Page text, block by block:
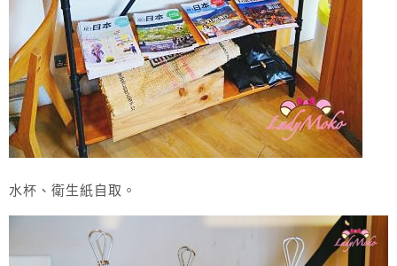
水杯、衛生紙自取。